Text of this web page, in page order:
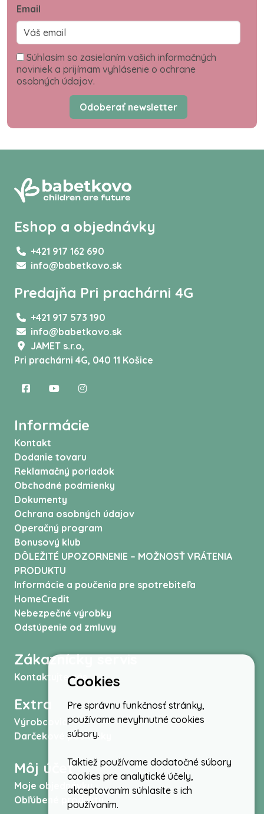
Email
Súhlasím so zasielaním vašich informačných
noviniek a prijímam vyhlásenie o ochrane
osobných údajov.
Odoberať newsletter
Eshop a objednávky
+421 917 162 690
info@babetkovo.sk
Predajňa Pri prachárni 4G
+421 917 573 190
info@babetkovo.sk
JAMET s.r.o,
Pri prachárni 4G, 040 11 Košice
Informácie
Kontakt
Dodanie tovaru
Reklamačný poriadok
Obchodné podmienky
Dokumenty
Ochrana osobných údajov
Operačný program
Bonusový klub
DÔLEŽITÉ UPOZORNENIE – MOŽNOSŤ VRÁTENIA
PRODUKTU
Informácie a poučenia pre spotrebiteľa
HomeCredit
Nebezpečné výrobky
Odstúpenie od zmluvy
Zákaznícky servis
Kontaktujte nás
Extra
Výrobcovia
Darčekové poukážky
Môj účet
Moje objednávky
Obľúbené produkty
Cookies
Pre správnu funkčnosť stránky,
používame nevyhnutné cookies
súbory.
Taktiež používame dodatočné súbory
cookies pre analytické účely,
akceptovaním súhlasíte s ich
používaním.